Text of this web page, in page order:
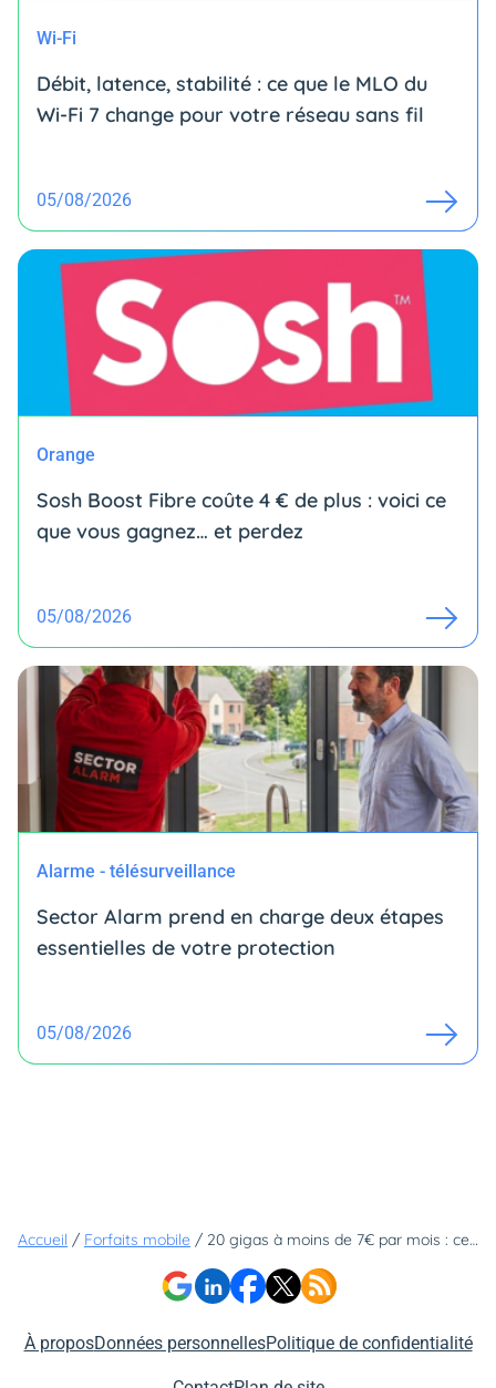
Wi-Fi
Débit, latence, stabilité : ce que le MLO du
Wi-Fi 7 change pour votre réseau sans fil
05/08/2026
Orange
Sosh Boost Fibre coûte 4 € de plus : voici ce
que vous gagnez… et perdez
05/08/2026
Alarme - télésurveillance
Sector Alarm prend en charge deux étapes
essentielles de votre protection
05/08/2026
Accueil / Forfaits mobile / 20 gigas à moins de 7€ par mois : cette offre explose les ventes chez B&You et on comprend pourquoi
À proposDonnées personnellesPolitique de confidentialité